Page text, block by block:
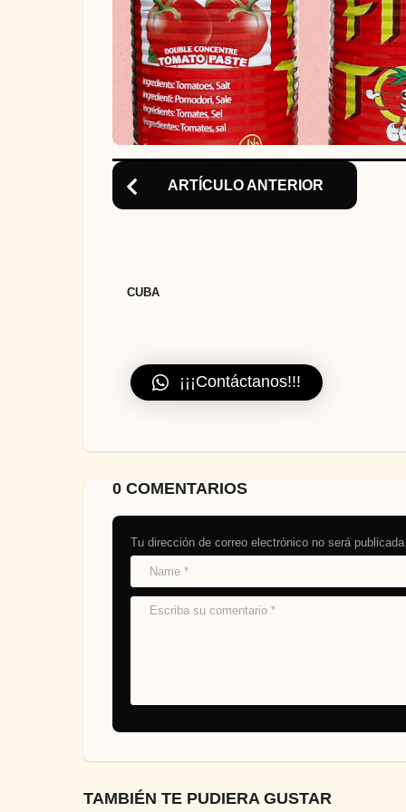
n
ARTÍCULO ANTERIOR
CUBA
¡¡¡Contáctanos!!!
0 COMENTARIOS
Tu dirección de correo electrónico no será publicada.
TAMBIÉN TE PUDIERA GUSTAR